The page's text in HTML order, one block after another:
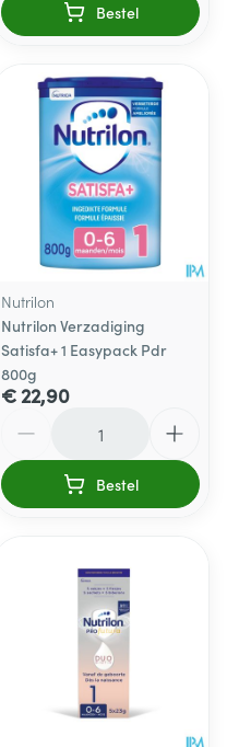
Bestel
Nutrilon
Nutrilon Verzadiging
Satisfa+ 1 Easypack Pdr
800g
€ 22,90
Bestel